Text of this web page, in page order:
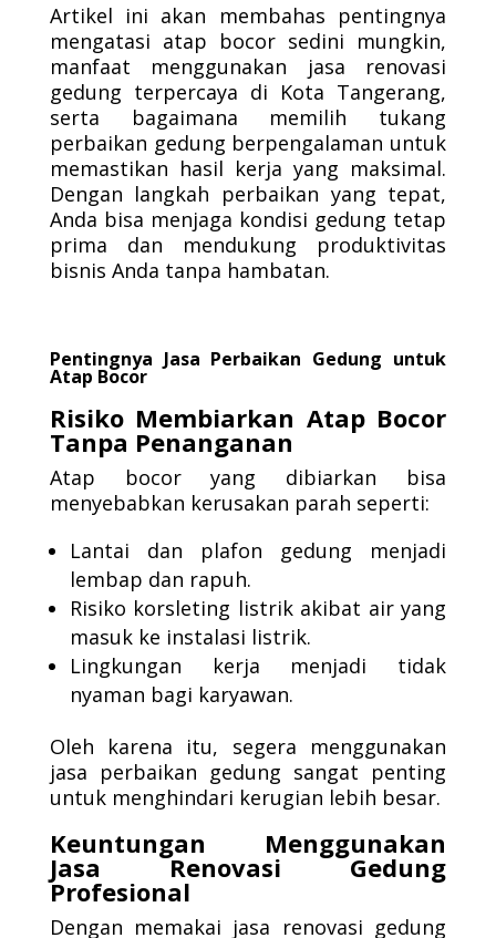
Artikel ini akan membahas pentingnya
mengatasi atap bocor sedini mungkin,
manfaat menggunakan jasa renovasi
gedung terpercaya di Kota Tangerang,
serta bagaimana memilih tukang
perbaikan gedung berpengalaman untuk
memastikan hasil kerja yang maksimal.
Dengan langkah perbaikan yang tepat,
Anda bisa menjaga kondisi gedung tetap
prima dan mendukung produktivitas
bisnis Anda tanpa hambatan.
Pentingnya Jasa Perbaikan Gedung untuk
Atap Bocor
Risiko Membiarkan Atap Bocor
Tanpa Penanganan
Atap bocor yang dibiarkan bisa
menyebabkan kerusakan parah seperti:
Lantai dan plafon gedung menjadi
lembap dan rapuh.
Risiko korsleting listrik akibat air yang
masuk ke instalasi listrik.
Lingkungan kerja menjadi tidak
nyaman bagi karyawan.
Oleh karena itu, segera menggunakan
jasa perbaikan gedung sangat penting
untuk menghindari kerugian lebih besar.
Keuntungan Menggunakan
Jasa Renovasi Gedung
Profesional
Dengan memakai jasa renovasi gedung